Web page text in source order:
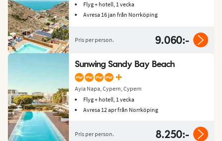
Flyg + hotell, 1 vecka
Avresa 16 jan från Norrköping
Pris per person. 9.060:-
Sunwing Sandy Bay Beach
+
Ayia Napa, Cypern, Cypern
Flyg + hotell, 1 vecka
Avresa 12 apr från Norrköping
Pris per person. 8.250:-